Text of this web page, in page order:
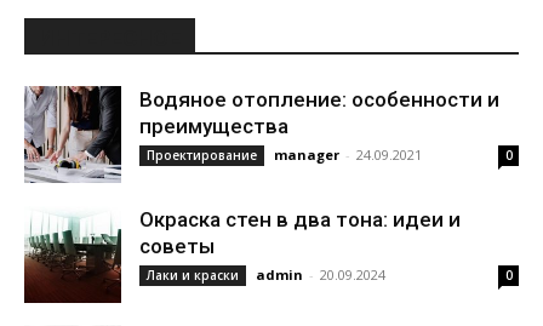
Водяное отопление: особенности и
преимущества
Проектирование manager - 24.09.2021 0
Окраска стен в два тона: идеи и
советы
Лаки и краски admin - 20.09.2024 0